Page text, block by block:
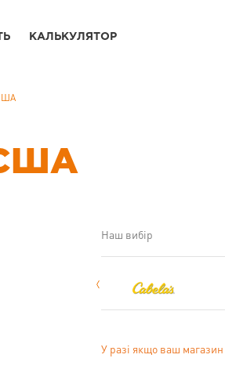
США
Наш вибір
У разі якщо ваш
КАЛЬКУЛЯТОР